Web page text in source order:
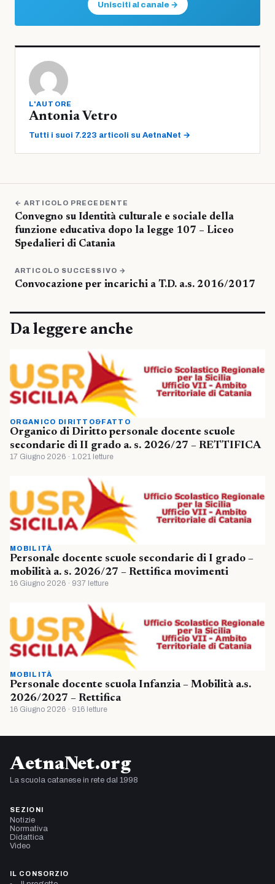
Unisciti al canale →
L'AUTORE
Antonia Vetro
Tutti i suoi 7.223 articoli su AetnaNet →
← ARTICOLO PRECEDENTE
Convegno su Identità culturale e sociale della
funzione educativa dopo la legge 107 – Liceo
Spedalieri di Catania
ARTICOLO SUCCESSIVO →
Convocazione per incarichi a T.D. a.s. 2016/2017
Da leggere anche
ORGANICO DIRITTO&FATTO
Organico di Diritto personale docente scuole
secondarie di II grado a. s. 2026/27 – RETTIFICA
17 Giugno 2026 · 1.021 letture
MOBILITÀ
Personale docente scuole secondarie di I grado –
mobilità a. s. 2026/27 – Rettifica movimenti
16 Giugno 2026 · 937 letture
MOBILITÀ
Personale docente scuola Infanzia – Mobilità a.s.
2026/2027 – Rettifica
16 Giugno 2026 · 916 letture
AetnaNet.org
La scuola catanese in rete dal 1998
SEZIONI
Notizie
Normativa
Didattica
Video
IL CONSORZIO